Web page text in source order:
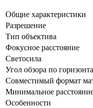
Общие характеристики
Разрешение
Тип объектива
Фокусное расстояние
Светосила
Угол обзора по
Совместимый формат
Минимальное
Особенности